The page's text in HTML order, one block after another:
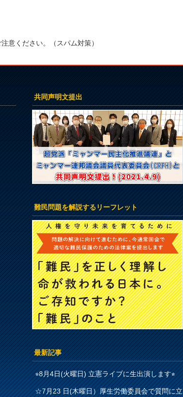
意ください。（スパム対策）
共同声明文提出
難民問題を解説するリーフレット
最新記事
⭐︎8月4日(火曜日) 立憲ライブに生出演します⭐︎
☆7月23 日(木曜日）厚生労働委員会で質問に立